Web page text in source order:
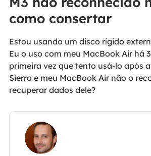
como consertar
Estou usando um disco rígido
Eu o uso com meu MacBook Air há
primeira vez que tento usá-lo após
Sierra e meu MacBook Air não o
recuperar dados dele?